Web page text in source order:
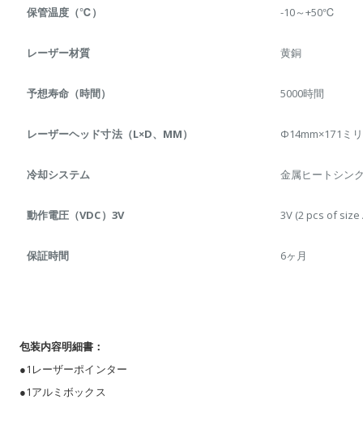
保管温度（℃） -10～+50℃
レーザー材質 黄銅
予想寿命（時間） 5000時間
レーザーヘッド寸法（L×D、MM） Φ14mm×171ミ
冷却システム 金属ヒートシン
動作電圧（VDC）3V 3V (2 pcs of size
保証時間 6ヶ月
包装内容明細書：
●1レーザーポインター
●1アルミボックス